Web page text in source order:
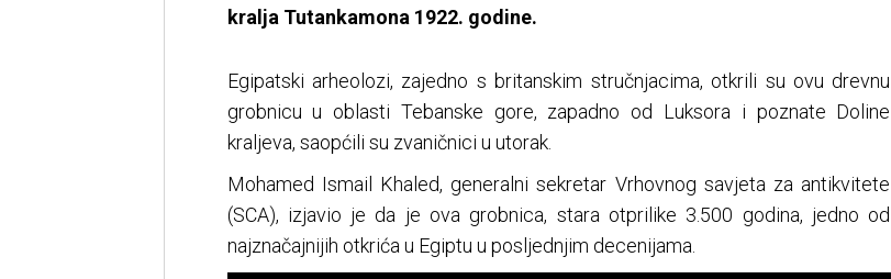
kralja Tutankamona 1922. godine.
Egipatski arheolozi, zajedno s britanskim stručnjacima, otkrili su ovu drevnu
grobnicu u oblasti Tebanske gore, zapadno od Luksora i poznate Doline
kraljeva, saopćili su zvaničnici u utorak.
Mohamed Ismail Khaled, generalni sekretar Vrhovnog savjeta za antikvitete
(SCA), izjavio je da je ova grobnica, stara otprilike 3.500 godina, jedno od
najznačajnijih otkrića u Egiptu u posljednjim decenijama.